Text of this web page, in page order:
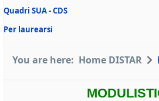
Quadri SUA - CDS
Per laurearsi
You are here: Home DISTAR